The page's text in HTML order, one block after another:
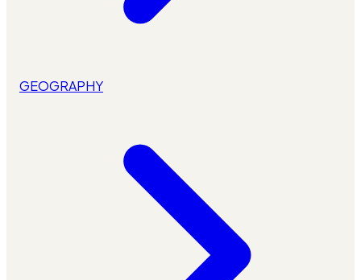
GEOGRAPHY